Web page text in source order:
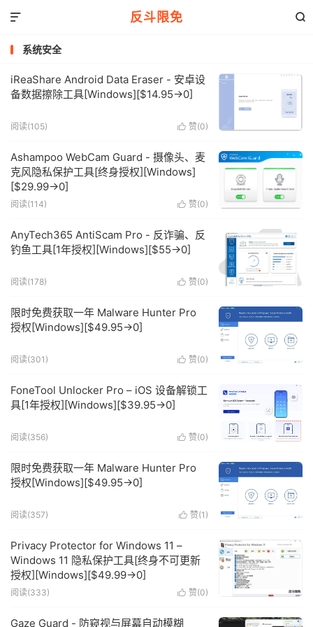
反斗限免 

系统安全
iReaShare Android Data Eraser - 安卓设
备数据擦除工具[Windows][$14.95→0]
 赞(0)
阅读(105)
Ashampoo WebCam Guard - 摄像头、麦
克风隐私保护工具[终身授权][Windows]
[$29.99→0]
 赞(0)
阅读(114)
AnyTech365 AntiScam Pro - 反诈骗、反
钓鱼工具[1年授权][Windows][$55→0]
 赞(0)
阅读(178)
限时免费获取一年 Malware Hunter Pro
授权[Windows][$49.95→0]
 赞(0)
阅读(301)
FoneTool Unlocker Pro – iOS 设备解锁工
具[1年授权][Windows][$39.95→0]
 赞(0)
阅读(356)
限时免费获取一年 Malware Hunter Pro
授权[Windows][$49.95→0]
 赞(1 )
阅读(357)
Privacy Protector for Windows 11 –
Windows 11 隐私保护工具[终身不可更新
授权][Windows][$49.99→0]
 赞(0)
阅读(333)
Gaze Guard - 防窥视与屏幕自动模糊